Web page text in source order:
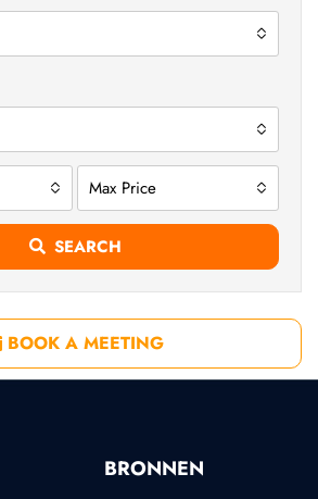
Max Price
SEARCH
BOOK A MEETING
BRONNEN